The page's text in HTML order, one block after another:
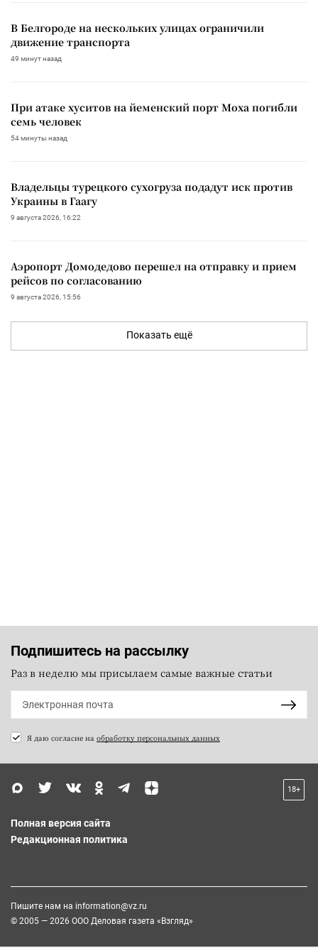
В Белгороде на нескольких улицах ограничили
движение транспорта
49 минут назад
При атаке хуситов на йеменский порт Моха погибли
семь человек
54 минуты назад
Владельцы турецкого сухогруза подадут иск против
Украины в Гаагу
9 августа 2026, 16:22
Аэропорт Домодедово перешел на отправку и прием
рейсов по согласованию
9 августа 2026, 15:56
Показать ещё
Подпишитесь на рассылку
Раз в неделю мы присылаем самые важные статьи
Я даю согласие на обработку персональных данных
18+
Полная версия сайта
Редакционная политика
Пишите нам на information@vz.ru
© 2005 — 2026 ООО Деловая газета «Взгляд»